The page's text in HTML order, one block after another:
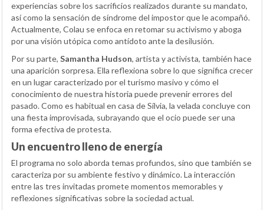
experiencias sobre los sacrificios realizados durante su mandato,
así como la sensación de síndrome del impostor que le acompañó.
Actualmente, Colau se enfoca en retomar su activismo y aboga
por una visión utópica como antídoto ante la desilusión.
Por su parte, Samantha Hudson, artista y activista, también hace
una aparición sorpresa. Ella reflexiona sobre lo que significa crecer
en un lugar caracterizado por el turismo masivo y cómo el
conocimiento de nuestra historia puede prevenir errores del
pasado. Como es habitual en casa de Sílvia, la velada concluye con
una fiesta improvisada, subrayando que el ocio puede ser una
forma efectiva de protesta.
Un encuentro lleno de energía
El programa no solo aborda temas profundos, sino que también se
caracteriza por su ambiente festivo y dinámico. La interacción
entre las tres invitadas promete momentos memorables y
reflexiones significativas sobre la sociedad actual.